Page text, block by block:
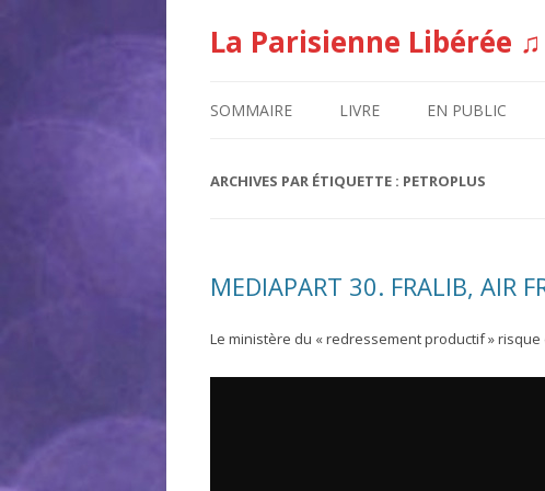
La Parisienne Libérée ♫
SOMMAIRE LIVRE EN PUBLIC
ARCHIVES PAR ÉTIQUETTE : PETROPLUS
MEDIAPART 30. FRALIB, AIR
Le ministère du « redressement productif »